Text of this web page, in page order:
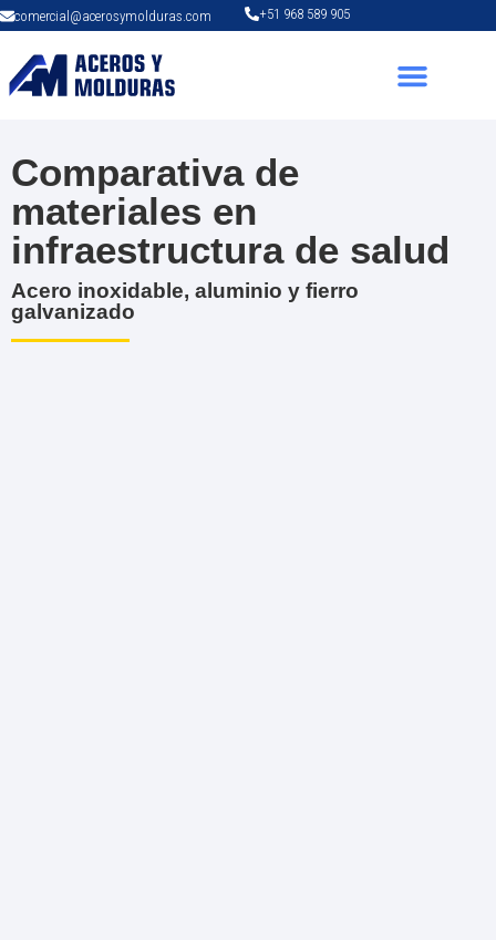
comercial@acerosymolduras.com +51 968 589 905
Comparativa de
materiales en
infraestructura de salud
Acero inoxidable, aluminio y fierro
galvanizado